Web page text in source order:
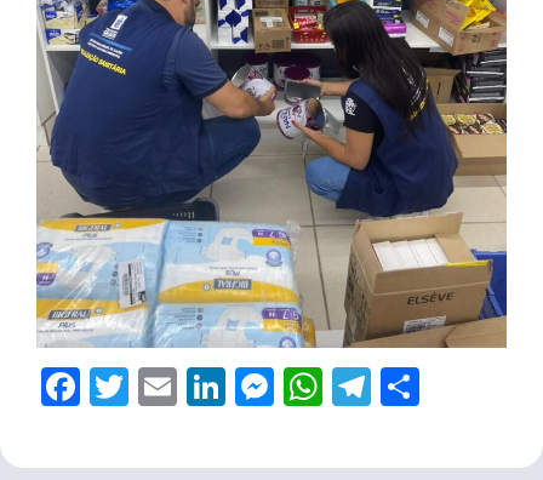
Facebook
Twitter
EmailLinkedIn
Messenger
WhatsApp
Telegram